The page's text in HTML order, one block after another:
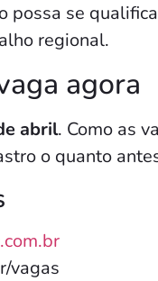
possa se
regional.
agora
abril. Como as
o quanto
vagas